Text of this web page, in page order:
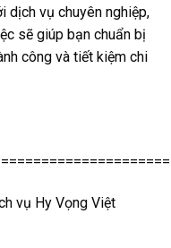
dịch vụ chuyên nghiệp,
sẽ giúp bạn chuẩn bị
công và tiết kiệm chi
vụ Hy Vọng Việt